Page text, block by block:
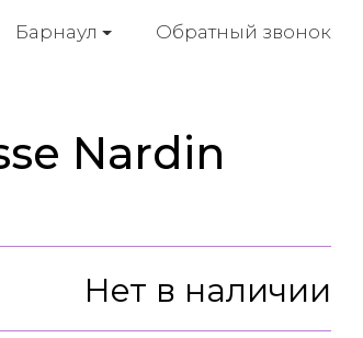
Барнаул Обратный звонок
Nardin
Нет в наличии